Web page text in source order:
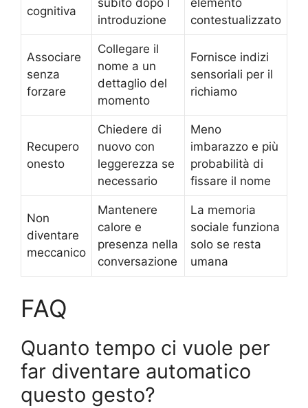
cognitiva
introduzione
contestualizzato
Associare
senza
forzare
Collegare il
nome a un
dettaglio del
momento
Fornisce indizi
sensoriali per il
richiamo
Recupero
onesto
Chiedere di
nuovo con
leggerezza se
necessario
Meno
imbarazzo e più
probabilità di
fissare il nome
Non
diventare
meccanico
Mantenere
calore e
presenza nella
conversazione
La memoria
sociale funziona
solo se resta
umana
FAQ
Quanto tempo ci vuole per
far diventare automatico
questo gesto?